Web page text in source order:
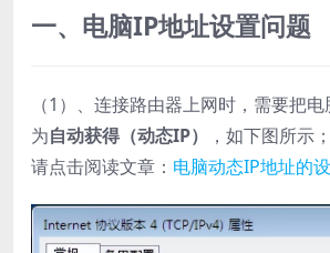
一、电脑IP地址设置问题
（1）、连接路由器上网时，需要把
为自动获得（动态IP）
，如下图所示
请点击阅读文章： 电脑动态IP地址的